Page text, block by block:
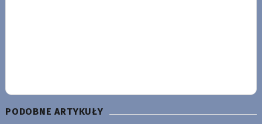
PODOBNE ARTYKUŁY